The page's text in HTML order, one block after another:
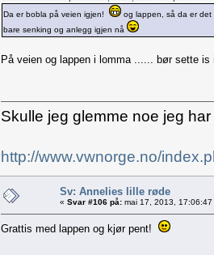
Da er bobla på veien igjen!
og lappen, så da er
bare senking og anlegg igjen nå
På veien og lappen i lomma ...... bør sette
Skulle jeg glemme noe jeg
http://www.vwnorge.no/
Sv: Annelies lille røde
« Svar #106 på: mai 17, 2013, 17:06:47
Grattis med lappen og kjør pent!